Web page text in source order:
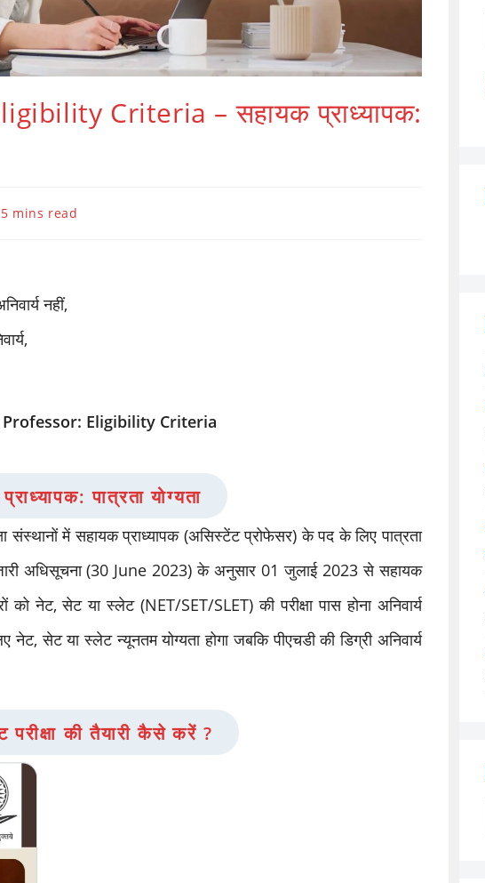
Criteria – सहायक प्राध्यापक:
Reading
5 mins read
नहीं,
Eligibility Criteria
पात्रता योग्यता
संस्थानों में सहायक प्राध्यापक (असिस्टेंट प्रोफेसर) के पद के लिए पात्रता
अधिसूचना (30 June 2023) के अनुसार 01 जुलाई 2023 से सहायक
को नेट, सेट या स्लेट (NET/SET/SLET) की परीक्षा पास होना अनिवार्य
सेट या स्लेट न्यूनतम योग्यता होगा जबकि पीएचडी की डिग्री अनिवार्य
परीक्षा की तैयारी कैसे करें ?